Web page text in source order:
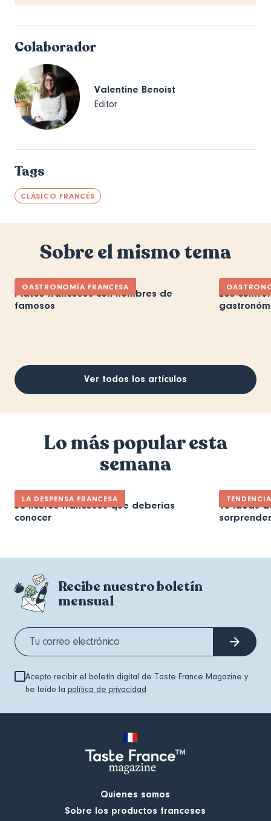
Colaborador
Valentine Benoist
Editor
Tags
CLÁSICO FRANCÉS
Sobre el mismo tema
GASTRONOMÍA FRANCESA
Platos franceses con nombres de
famosos
Les
Ver todos los artículos
Lo más popular esta
semana
LA DESPENSA FRANCESA
30 licores franceses que deberías
conocer
10 ideas
Recibe nuestro boletín
mensual
Acepto recibir el boletín digital de Taste France Magazine y
he leído la política de privacidad
Quienes somos
Sobre los productos franceses